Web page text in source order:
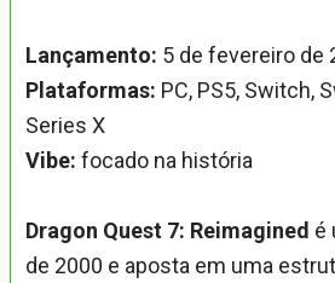
Lançamento: 5 de fevereiro de
Plataformas: PC, PS5, Switch,
Series X
Vibe: focado na história
Dragon Quest 7: Reimagined é
de 2000 e aposta em uma